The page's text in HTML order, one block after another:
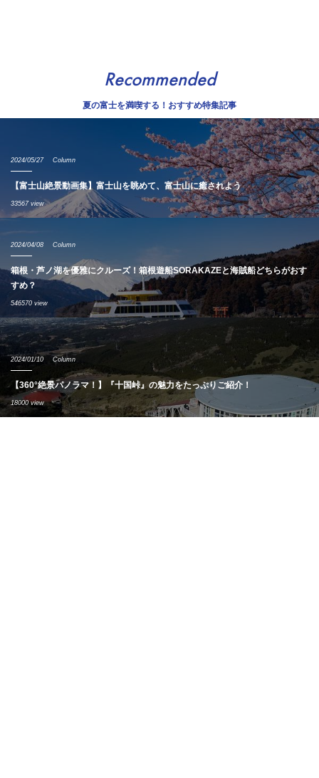
Recommended
夏の富士を満喫する！おすすめ特集記事
2024/05/27 Column
【富士山絶景動画集】富士山を眺めて、富士山に癒されよう
33567 view
2024/04/08 Column
箱根・芦ノ湖を優雅にクルーズ！箱根遊船SORAKAZEと海賊船どちらがおす
すめ？
546570 view
2024/01/10 Column
【360°絶景パノラマ！】『十国峠』の魅力をたっぷりご紹介！
18000 view